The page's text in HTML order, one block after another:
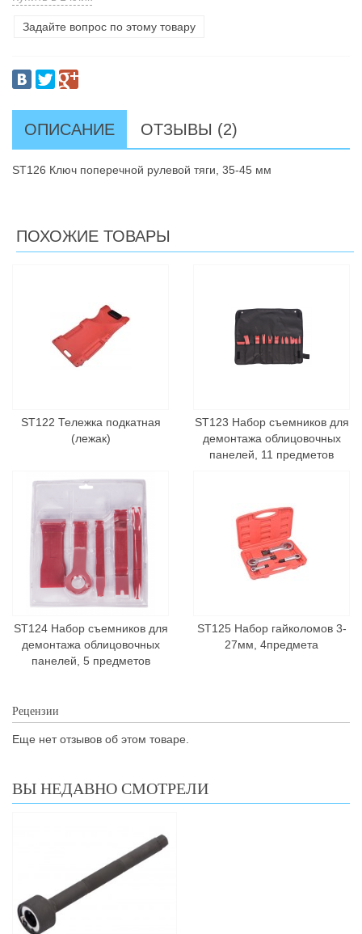
Задайте вопрос по этому товару
ОПИСАНИЕ ОТЗЫВЫ (2)
ST126 Ключ поперечной рулевой тяги, 35-45 мм
ПОХОЖИЕ ТОВАРЫ
ST122 Тележка подкатная
(лежак)
ST123 Набор съемников для
демонтажа облицовочных
панелей, 11 предметов
ST124 Набор съемников для
демонтажа облицовочных
панелей, 5 предметов
ST125 Набор гайколомов 3-
27мм, 4предмета
Рецензии
Еще нет отзывов об этом товаре.
ВЫ НЕДАВНО СМОТРЕЛИ